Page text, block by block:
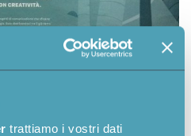
trattiamo i vostri dati